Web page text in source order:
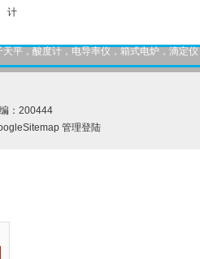
计
平，酸度计，电导率仪，箱式电炉，滴定仪
：200444
管理登陆